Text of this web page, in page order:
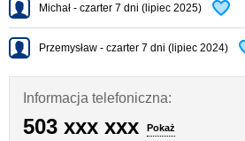
Michał - czarter 7 dni (lipiec 2025)
Przemysław - czarter 7 dni (lipiec 2024)
Informacja telefoniczna:
503 xxx xxx Pokaż